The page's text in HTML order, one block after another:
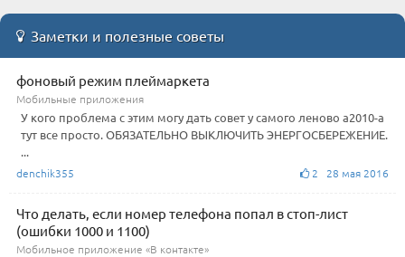
Заметки и полезные советы
фоновый режим плеймаркета
Мобильные приложения
У кого проблема с этим могу дать совет у самого леново а2010-а
тут все просто. ОБЯЗАТЕЛЬНО ВЫКЛЮЧИТЬ ЭНЕРГОСБЕРЕЖЕНИЕ.
...
denchik355 2 28 мая 2016
Что делать, если номер телефона попал в стоп-лист
(ошибки 1000 и 1100)
Мобильное приложение «В контакте»